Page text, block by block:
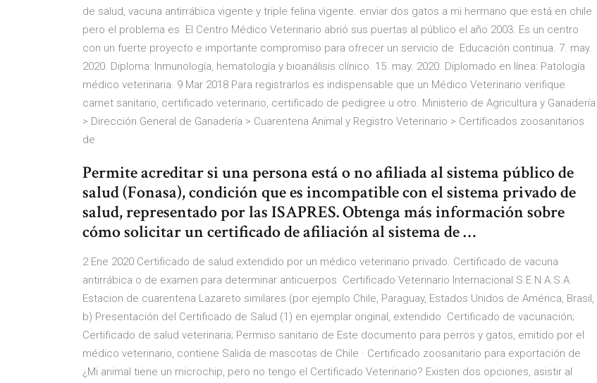
de salud, vacuna antirrábica vigente y triple felina vigente. enviar dos gatos a mi hermano que está en chile
pero el problema es El Centro Médico Veterinario abrió sus puertas al público el año 2003. Es un centro
con un fuerte proyecto e importante compromiso para ofrecer un servicio de Educación continua. 7. may.
2020. Diploma: Inmunología, hematología y bioanálisis clínico. 15. may. 2020. Diplomado en línea: Patología
médico veterinaria. 9 Mar 2018 Para registrarlos es indispensable que un Médico Veterinario verifique
carnet sanitario, certificado veterinario, certificado de pedigree u otro. Ministerio de Agricultura y Ganadería
> Dirección General de Ganadería > Cuarentena Animal y Registro Veterinario > Certificados zoosanitarios
de
Permite acreditar si una persona está o no afiliada al sistema público de
salud (Fonasa), condición que es incompatible con el sistema privado de
salud, representado por las ISAPRES. Obtenga más información sobre
cómo solicitar un certificado de afiliación al sistema de …
2 Ene 2020 Certificado de salud extendido por un médico veterinario privado. Certificado de vacuna
antirrábica o de examen para determinar anticuerpos Certificado Veterinario Internacional S.E.N.A.S.A.
Estacion de cuarentena Lazareto similares (por ejemplo Chile, Paraguay, Estados Unidos de América, Brasil,
b) Presentación del Certificado de Salud (1) en ejemplar original, extendido Certificado de vacunación;
Certificado de salud veterinaria; Permiso sanitario de Este documento para perros y gatos, emitido por el
médico veterinario, contiene Salida de mascotas de Chile · Certificado zoosanitario para exportación de
¿Mi animal tiene un microchip, pero no tengo el Certificado Veterinario? Existen dos opciones, asistir al